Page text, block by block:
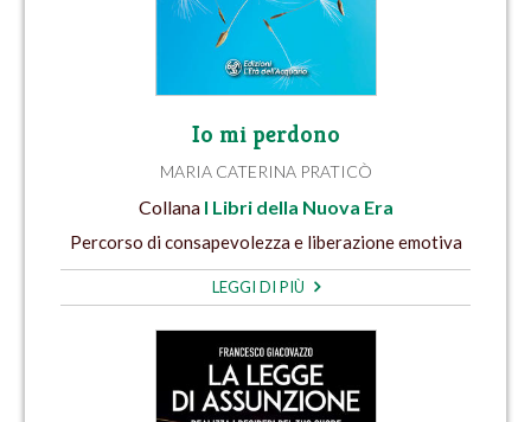
Io mi perdono
MARIA CATERINA PRATICÒ
Collana I Libri della Nuova Era
Percorso di consapevolezza e liberazione emotiva
LEGGI DI PIÙ